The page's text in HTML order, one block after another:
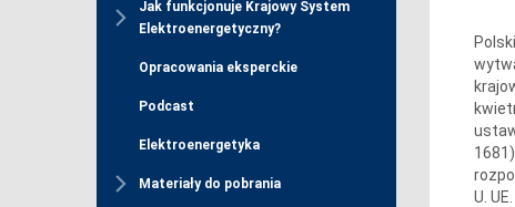
Jak funkcjonuje Krajowy System
Elektroenergetyczny?
Opracowania eksperckie
Podcast
Elektroenergetyka
Materiały do pobrania
U.